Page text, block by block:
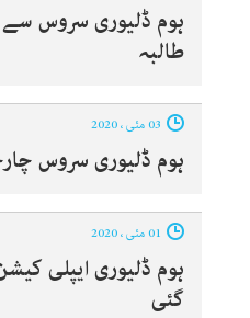
ہوم ڈلیوری سروس
طالبہ
ہوم ڈلیوری سروس
ہوم ڈلیوری ایپلی
گئی